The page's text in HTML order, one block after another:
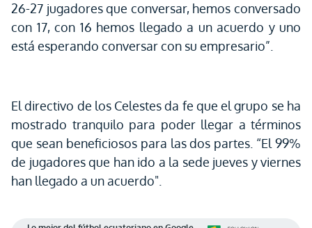
26-27 jugadores que conversar, hemos conversado
con 17, con 16 hemos llegado a un acuerdo y uno
está esperando conversar con su empresario”.
El directivo de los Celestes da fe que el grupo se ha
mostrado tranquilo para poder llegar a términos
que sean beneficiosos para las dos partes. “El 99%
de jugadores que han ido a la sede jueves y viernes
han llegado a un acuerdo".